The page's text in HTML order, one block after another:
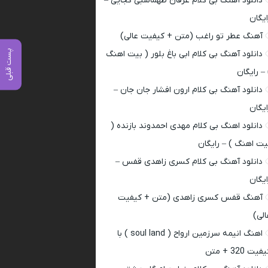
پست قبلی
آهنگ عطر تو راغب (متن + کیفیت عالی)
دانلود آهنگ بی کلام ابی باغ بلور ( بیت اهنگ
– رایگان
دانلود آهنگ بی کلام ارون افشار جان جان –
دانلود اهنگ بی کلام مهدی احمدوند بازنده (
اهنگ ) – رایگان
دانلود آهنگ بی کلام کسری زاهدی قفس –
آهنگ قفس کسری زاهدی (متن + کیفیت
اهنگ انیمه سرزمین ارواح ( soul land ) با
320 + متن